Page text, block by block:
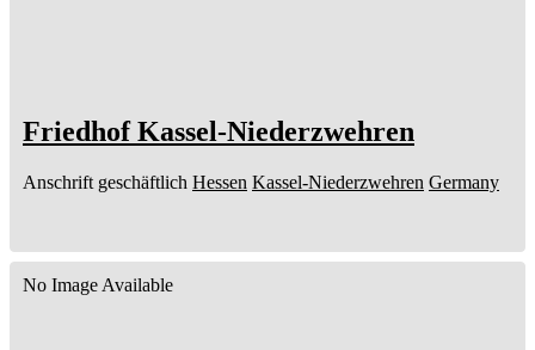
Friedhof Kassel-Niederzwehren
Anschrift geschäftlich Hessen Kassel-Niederzwehren Germany
No Image Available